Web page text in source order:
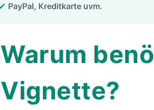
PayPal, Kreditkarte uvm.
Warum
Vignette?